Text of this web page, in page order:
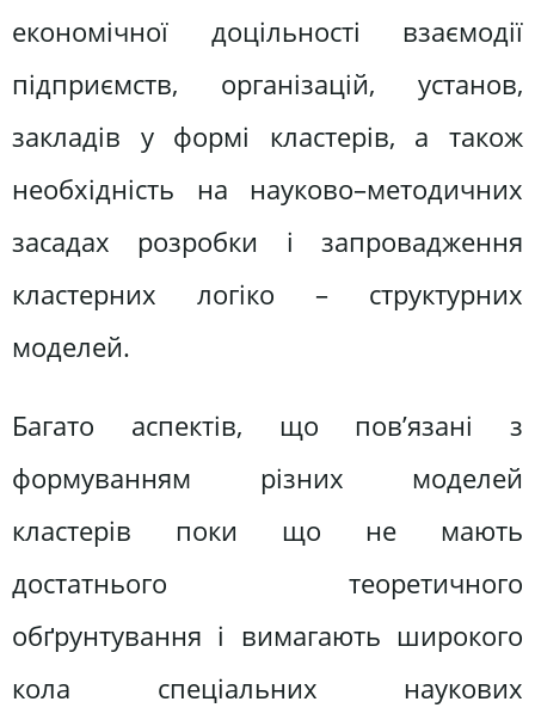
економічної доцільності взаємодії
підприємств, організацій, установ,
закладів у формі кластерів, а також
необхідність на науково–методичних
засадах розробки і запровадження
кластерних логіко – структурних
моделей.
Багато аспектів, що пов’язані з
формуванням різних моделей
кластерів поки що не мають
достатнього теоретичного
обґрунтування і вимагають широкого
кола спеціальних наукових